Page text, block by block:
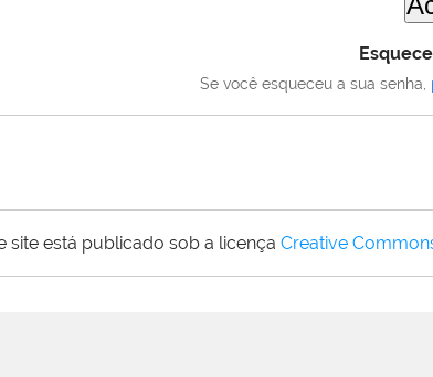
Se você esqueceu a sua senha,
site está publicado sob a licença Creative